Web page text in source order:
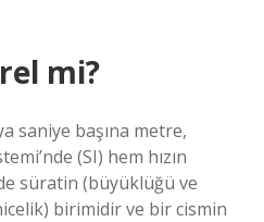
mi?
saniye başına metre,
(SI) hem hızın
süratin (büyüklüğü ve
birimidir ve bir cismin